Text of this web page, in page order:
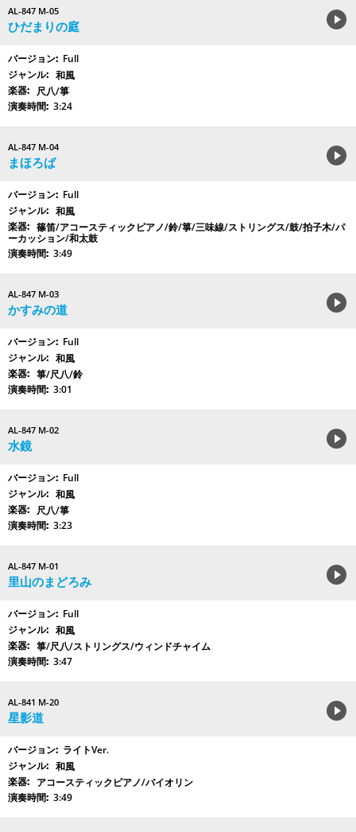
AL-847 M-05
ひだまりの庭
Full
和風
尺八/箏
3:24
AL-847 M-04
まほろば
Full
和風
篠笛/アコースティックピアノ/鈴/箏/三味線/ストリングス/鼓/拍子木/パ
ーカッション/和太鼓
3:49
AL-847 M-03
かすみの道
Full
和風
箏/尺八/鈴
3:01
AL-847 M-02
水鏡
Full
和風
尺八/箏
3:23
AL-847 M-01
里山のまどろみ
Full
和風
箏/尺八/ストリングス/ウィンドチャイム
3:47
AL-841 M-20
星影道
ライトVer.
和風
アコースティックピアノ/バイオリン
3:49